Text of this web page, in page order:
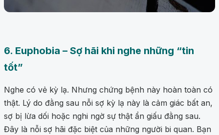
6. Euphobia – Sợ hãi khi nghe những “tin
tốt”
Nghe có vẻ kỳ lạ. Nhưng chứng bệnh này hoàn toàn có
thật. Lý do đằng sau nỗi sợ kỳ lạ này là cảm giác bất an,
sợ bị lừa dối hoặc nghi ngờ sự thật ẩn giấu đằng sau.
Đây là nỗi sợ hãi đặc biệt của những người bi quan. Bạn